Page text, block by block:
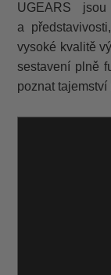
UGEARS
a
vysoké kvalitě
sestavení plně
poznat tajemství